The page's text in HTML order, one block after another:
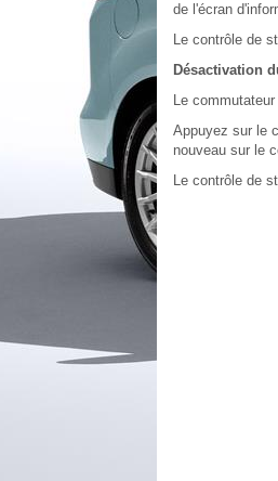
de l'écran
Le contrôle de
Désactivation
Le
Appuyez sur le
nouveau sur le
Le contrôle de